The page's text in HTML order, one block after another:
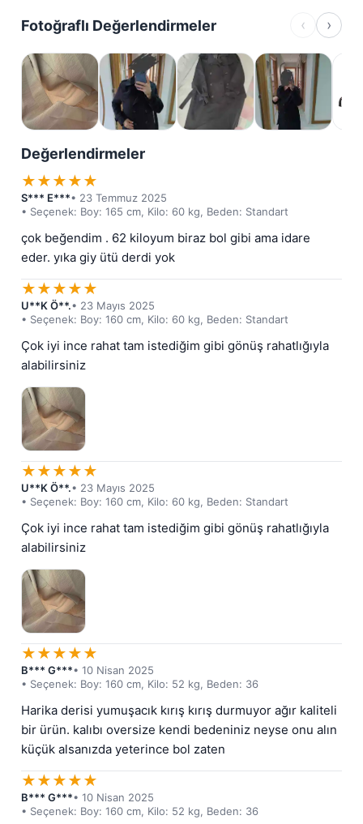
Fotoğraflı Değerlendirmeler ‹ ›
Değerlendirmeler
★★★★★
S*** E***• 23 Temmuz 2025
• Seçenek: Boy: 165 cm, Kilo: 60 kg, Beden: Standart
çok beğendim . 62 kiloyum biraz bol gibi ama idare
eder. yıka giy ütü derdi yok
★★★★★
U**K Ö**.• 23 Mayıs 2025
• Seçenek: Boy: 160 cm, Kilo: 60 kg, Beden: Standart
Çok iyi ince rahat tam istediğim gibi gönüş rahatlığıyla
alabilirsiniz
★★★★★
U**K Ö**.• 23 Mayıs 2025
• Seçenek: Boy: 160 cm, Kilo: 60 kg, Beden: Standart
Çok iyi ince rahat tam istediğim gibi gönüş rahatlığıyla
alabilirsiniz
★★★★★
B*** G***• 10 Nisan 2025
• Seçenek: Boy: 160 cm, Kilo: 52 kg, Beden: 36
Harika derisi yumuşacık kırış kırış durmuyor ağır kaliteli
bir ürün. kalıbı oversize kendi bedeniniz neyse onu alın
küçük alsanızda yeterince bol zaten
★★★★★
B*** G***• 10 Nisan 2025
• Seçenek: Boy: 160 cm, Kilo: 52 kg, Beden: 36